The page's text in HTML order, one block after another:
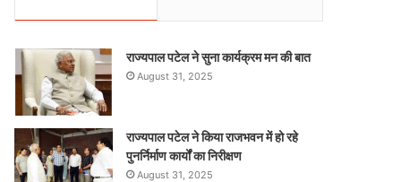
राज्यपाल पटेल ने सुना कार्यक्रम मन की बात
August 31, 2025
राज्यपाल पटेल ने किया राजभवन में हो रहे
पुनर्निर्माण कार्यों का निरीक्षण
August 31, 2025